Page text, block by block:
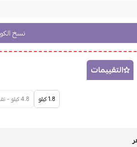
التقييمات
1.8 كيلو 4.8 كيلو - نفدت الكمية